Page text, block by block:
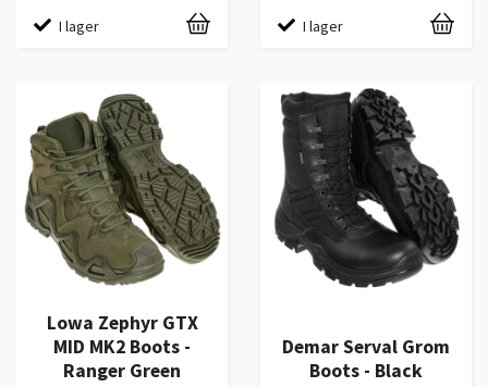
I lager I lager
Lowa Zephyr GTX
MID MK2 Boots -
Ranger Green
Demar Serval Grom
Boots - Black